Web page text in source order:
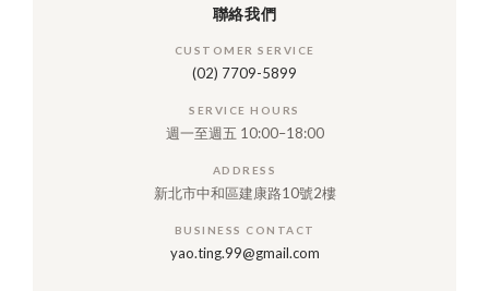
聯絡我們
CUSTOMER SERVICE
(02) 7709-5899
SERVICE HOURS
週一至週五 10:00–18:00
ADDRESS
新北市中和區建康路10號2樓
BUSINESS CONTACT
yao.ting.99@gmail.com